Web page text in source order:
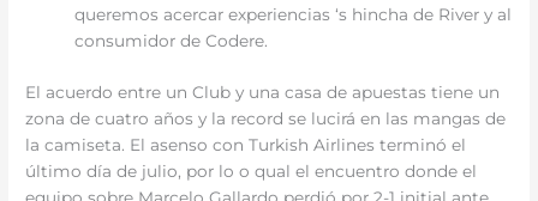
queremos acercar experiencias ‘s hincha de River y al
consumidor de Codere.
El acuerdo entre un Club y una casa de apuestas tiene un
zona de cuatro años y la record se lucirá en las mangas de
la camiseta. El asenso con Turkish Airlines terminó el
último día de julio, por lo o qual el encuentro donde el